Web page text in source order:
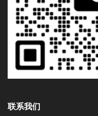
联系我们